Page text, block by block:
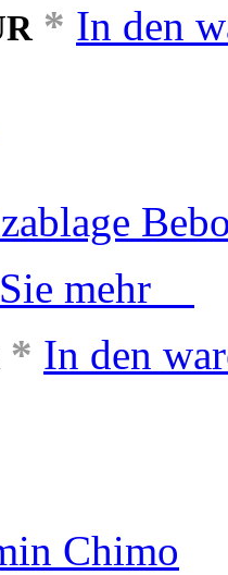
* In den
mehr
* In den
Chimo